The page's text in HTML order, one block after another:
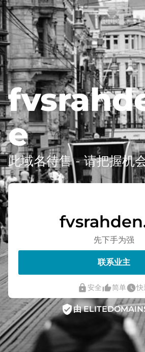
e
此域名待售 - 请把握机
先下手为强
联系业主
lock安全thumb_up_alt简单watch_later快
verified_user由